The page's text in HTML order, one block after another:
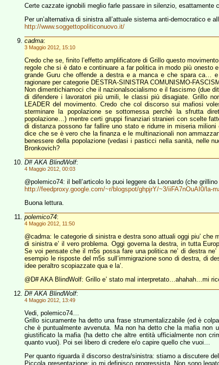
Certe cazzate ignobili meglio farle passare in silenzio, esattamente
Per un’alternativa di sinistra all’attuale sistema anti-democratico e
http://www.soggettopoliticonuovo.it/
cadma:
3 Maggio 2012, 15:10
Credo che se, finito l’effetto amplificatore di Grillo questo
regole che si è dato e continuare a far politica in modo più onesto
grande Guru che offende a destra e a manca e che spara ca…
ragionare per categorie DESTRA-SINISTRA COMUNISMO-
Non dimentichiamoci che il nazionalsocialismo e il fascismo (due
di difendere i lavoratori più umili, le classi più disagiate. Grillo
LEADER del movimento. Credo che col discorso sui mafiosi
sterminare la popolazione se sottomessa perchè la sfrutta
popolazione…) mentre certi gruppi finanziari stranieri con scelte
di distanza possono far fallire uno stato e ridurre in miseria
dice che se è vero che la finanza e le multinazionali non
benessere della popolazione (vedasi i pasticci nella sanità, nelle
Bronkovich?
D# AKA BlindWolf:
4 Maggio 2012, 00:03
@polemico74: il bell’articolo lo puoi leggere da Leonardo (che
http://feedproxy.google.com/~r/blogspot/ghpjrY/~3/iiFA7nOuAI0/la-
Buona lettura.
polemico74:
4 Maggio 2012, 11:50
@cadma: le categorie di sinistra e destra sono attuali oggi piu’
di sinistra e’ il vero problema. Oggi governa la destra, in tutta
Se voi pensate che il m5s possa fare una politica ne’ di destra
esempio le risposte del m5s sull’immigrazione sono di destra, di
idee peraltro scopiazzate qua e la’.
@D# AKA BlindWolf: Grillo e’ stato mal interpretato…ahahah…mi
D# AKA BlindWolf:
4 Maggio 2012, 13:49
Vedi, polemico74…
Grillo sicuramente ha detto una frase strumentalizzabile (ed è
che è puntualmente avvenuta. Ma non ha detto che la mafia non
giustificato la mafia (ha detto che altre entità ufficialmente non
quanto vuoi). Poi sei libero di credere e/o capire quello che vuoi…
Per quanto riguarda il discorso destra/sinistra: stiamo a discutere
Piccola presentazione: io mi definisco progressista. Non sono